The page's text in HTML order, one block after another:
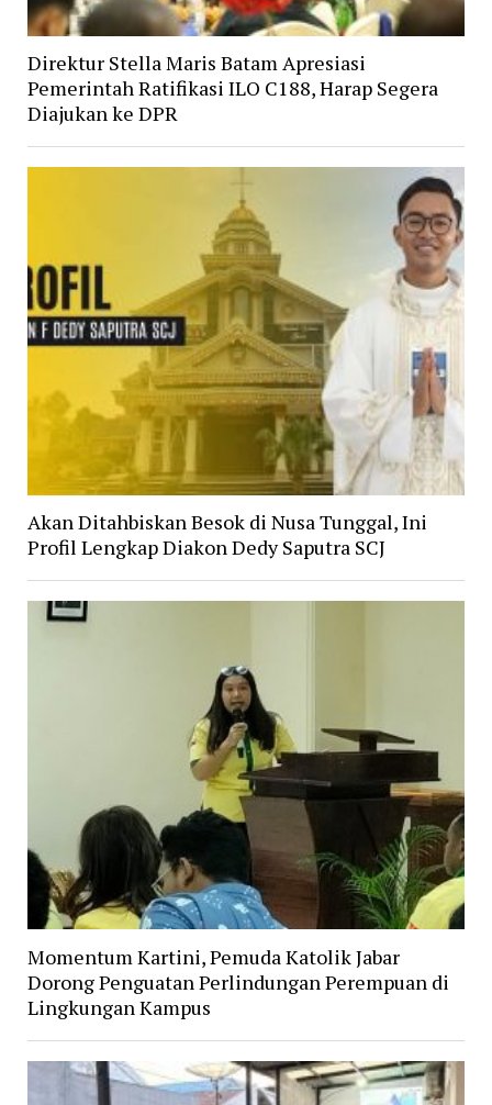
Direktur Stella Maris Batam Apresiasi
Pemerintah Ratifikasi ILO C188, Harap Segera
Diajukan ke DPR
Akan Ditahbiskan Besok di Nusa Tunggal, Ini
Profil Lengkap Diakon Dedy Saputra SCJ
Momentum Kartini, Pemuda Katolik Jabar
Dorong Penguatan Perlindungan Perempuan di
Lingkungan Kampus